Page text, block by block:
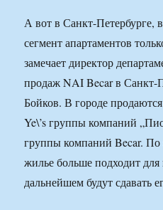
А вот в Санкт-Петербурге,
сегмент апартаментов
замечает директор
продаж NAI Becar в Санкт-
Бойков. В городе
Ye\’s группы компаний
группы компаний Becar.
жилье больше подходит для
дальнейшем будут сдавать